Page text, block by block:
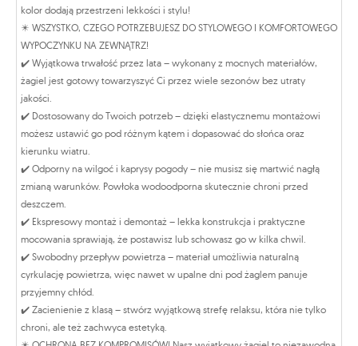
kolor dodają przestrzeni lekkości i stylu!
✴️ WSZYSTKO, CZEGO POTRZEBUJESZ DO STYLOWEGO I KOMFORTOWEGO
WYPOCZYNKU NA ZEWNĄTRZ!
✔️ Wyjątkowa trwałość przez lata – wykonany z mocnych materiałów,
żagiel jest gotowy towarzyszyć Ci przez wiele sezonów bez utraty
jakości.
✔️ Dostosowany do Twoich potrzeb – dzięki elastycznemu montażowi
możesz ustawić go pod różnym kątem i dopasować do słońca oraz
kierunku wiatru.
✔️ Odporny na wilgoć i kaprysy pogody – nie musisz się martwić nagłą
zmianą warunków. Powłoka wodoodporna skutecznie chroni przed
deszczem.
✔️ Ekspresowy montaż i demontaż – lekka konstrukcja i praktyczne
mocowania sprawiają, że postawisz lub schowasz go w kilka chwil.
✔️ Swobodny przepływ powietrza – materiał umożliwia naturalną
cyrkulację powietrza, więc nawet w upalne dni pod żaglem panuje
przyjemny chłód.
✔️ Zacienienie z klasą – stwórz wyjątkową strefę relaksu, która nie tylko
chroni, ale też zachwyca estetyką.